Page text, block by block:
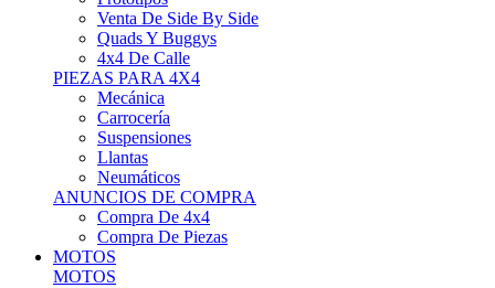
Quads Y Buggys
4x4 De Calle
PIEZAS PARA 4X4
Mecánica
Carrocería
Suspensiones
Llantas
Neumáticos
ANUNCIOS DE COMPRA
Compra De 4x4
Compra De Piezas
MOTOS
MOTOS
Motos De Circuito